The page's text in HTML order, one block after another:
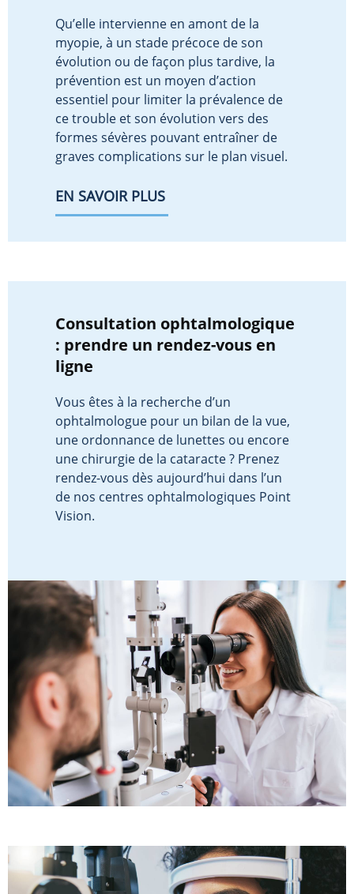
Qu’elle intervienne en amont de la
myopie, à un stade précoce de son
évolution ou de façon plus tardive, la
prévention est un moyen d’action
essentiel pour limiter la prévalence de
ce trouble et son évolution vers des
formes sévères pouvant entraîner de
graves complications sur le plan visuel.
EN SAVOIR PLUS
Consultation ophtalmologique
: prendre un rendez-vous en
ligne
Vous êtes à la recherche d’un
ophtalmologue pour un bilan de la vue,
une ordonnance de lunettes ou encore
une chirurgie de la cataracte ? Prenez
rendez-vous dès aujourd’hui dans l’un
de nos centres ophtalmologiques Point
Vision.